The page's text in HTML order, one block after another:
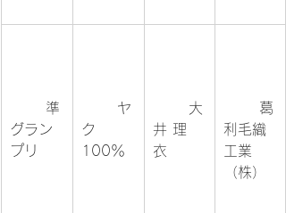
グラン
プリ
ク
100％
井 理
衣
利毛織
工業
（株）